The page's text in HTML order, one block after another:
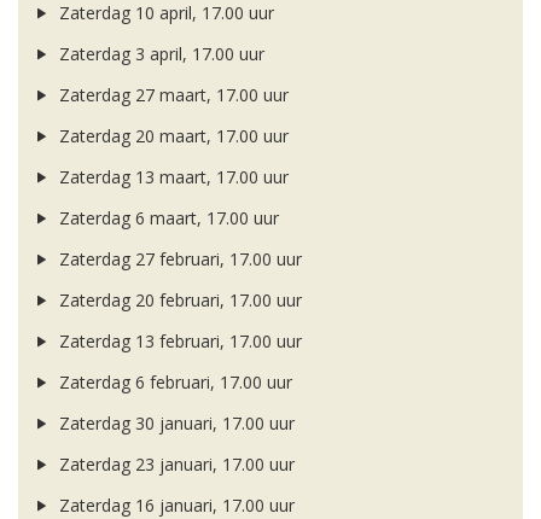
Zaterdag 10 april, 17.00 uur
Zaterdag 3 april, 17.00 uur
Zaterdag 27 maart, 17.00 uur
Zaterdag 20 maart, 17.00 uur
Zaterdag 13 maart, 17.00 uur
Zaterdag 6 maart, 17.00 uur
Zaterdag 27 februari, 17.00 uur
Zaterdag 20 februari, 17.00 uur
Zaterdag 13 februari, 17.00 uur
Zaterdag 6 februari, 17.00 uur
Zaterdag 30 januari, 17.00 uur
Zaterdag 23 januari, 17.00 uur
Zaterdag 16 januari, 17.00 uur